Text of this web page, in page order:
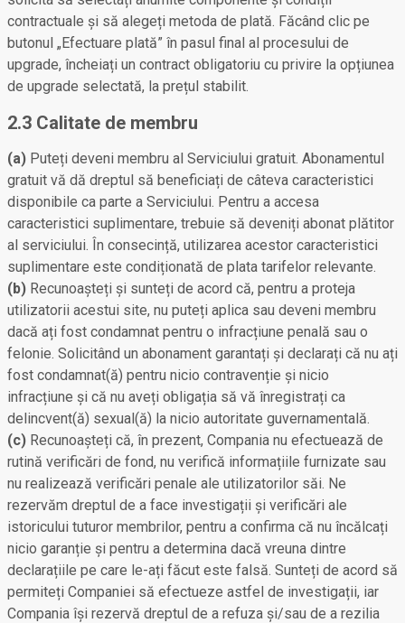
contractuale și să alegeți metoda de plată. Făcând clic pe
butonul „Efectuare plată” în pasul final al procesului de
upgrade, încheiați un contract obligatoriu cu privire la opțiunea
de upgrade selectată, la prețul stabilit.
2.3 Calitate de membru
(a) Puteți deveni membru al Serviciului gratuit. Abonamentul
gratuit vă dă dreptul să beneficiați de câteva caracteristici
disponibile ca parte a Serviciului. Pentru a accesa
caracteristici suplimentare, trebuie să deveniți abonat plătitor
al serviciului. În consecință, utilizarea acestor caracteristici
suplimentare este condiționată de plata tarifelor relevante.
(b) Recunoașteți și sunteți de acord că, pentru a proteja
utilizatorii acestui site, nu puteți aplica sau deveni membru
dacă ați fost condamnat pentru o infracțiune penală sau o
felonie. Solicitând un abonament garantați și declarați că nu ați
fost condamnat(ă) pentru nicio contravenție și nicio
infracțiune și că nu aveți obligația să vă înregistrați ca
delincvent(ă) sexual(ă) la nicio autoritate guvernamentală.
(c) Recunoașteți că, în prezent, Compania nu efectuează de
rutină verificări de fond, nu verifică informațiile furnizate sau
nu realizează verificări penale ale utilizatorilor săi. Ne
rezervăm dreptul de a face investigații și verificări ale
istoricului tuturor membrilor, pentru a confirma că nu încălcați
nicio garanție și pentru a determina dacă vreuna dintre
declarațiile pe care le-ați făcut este falsă. Sunteți de acord să
permiteți Companiei să efectueze astfel de investigații, iar
Compania își rezervă dreptul de a refuza și/sau de a rezilia